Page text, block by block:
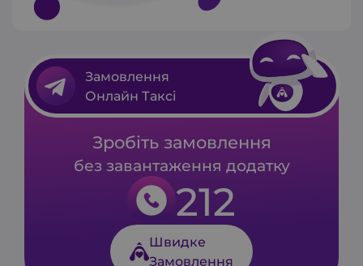
Зробіть замовлення
без завантаження додатку
212
Швидке
Замовлення
Замовлення
Онлайн Таксі